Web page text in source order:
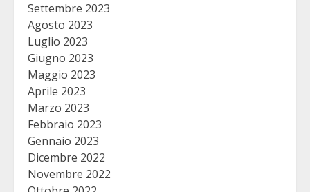
Settembre 2023
Agosto 2023
Luglio 2023
Giugno 2023
Maggio 2023
Aprile 2023
Marzo 2023
Febbraio 2023
Gennaio 2023
Dicembre 2022
Novembre 2022